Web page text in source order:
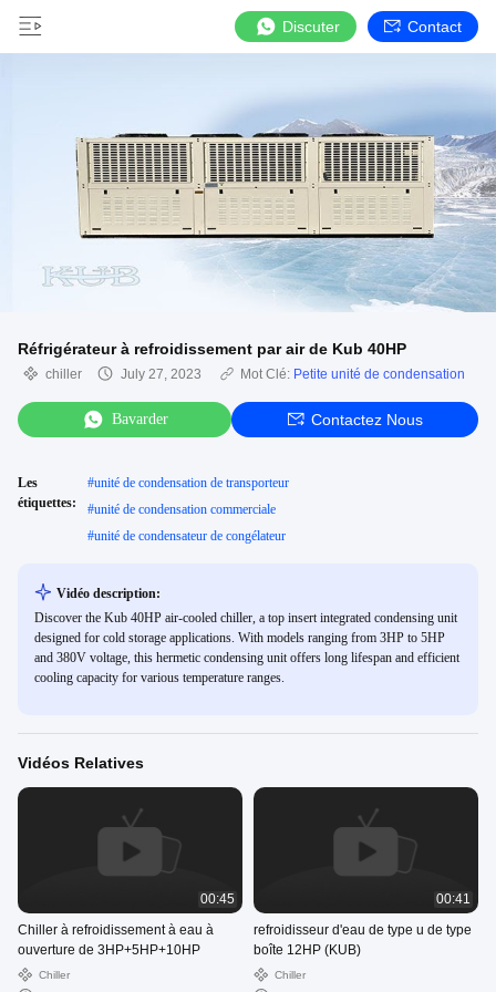
Discuter Contact
Réfrigérateur à refroidissement par air de Kub 40HP
chiller July 27, 2023 Mot Clé: Petite unité de condensation
Bavarder Contactez Nous
Les
étiquettes:
#unité de condensation de transporteur
#unité de condensation commerciale
#unité de condensateur de congélateur
Vidéo description:
Discover the Kub 40HP air-cooled chiller, a top insert integrated condensing unit
designed for cold storage applications. With models ranging from 3HP to 5HP
and 380V voltage, this hermetic condensing unit offers long lifespan and efficient
cooling capacity for various temperature ranges.
Vidéos Relatives
00:45
Chiller à refroidissement à eau à
ouverture de 3HP+5HP+10HP
Chiller
00:41
refroidisseur d'eau de type u de type
boîte 12HP (KUB)
Chiller